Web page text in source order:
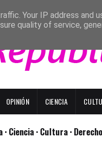
OPINIÓN CIENCIA
· Ciencia · Cultura ·
Your IP address and
quality of service,